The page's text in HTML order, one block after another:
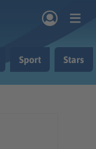
Sport Stars